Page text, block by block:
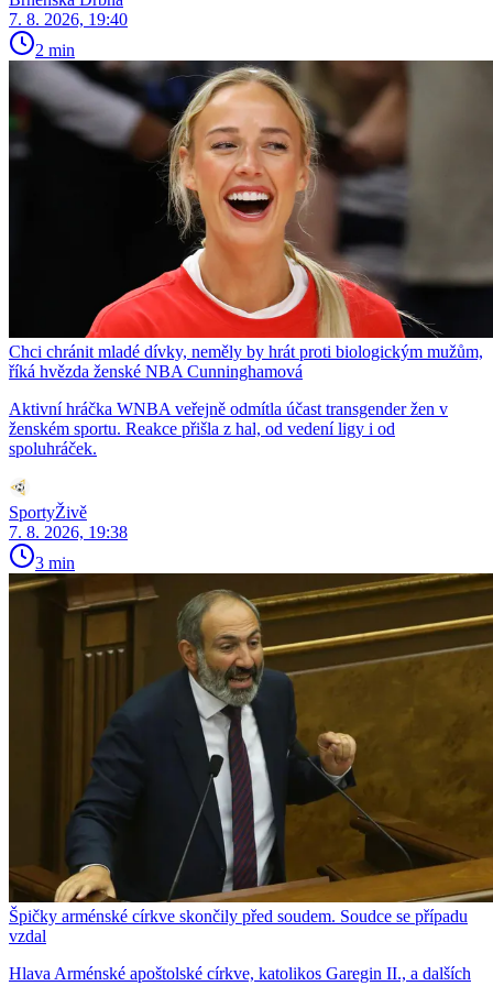
7. 8. 2026, 19:40
2 min
Chci chránit mladé dívky, neměly by hrát proti biologickým mužům,
říká hvězda ženské NBA Cunninghamová
Aktivní hráčka WNBA veřejně odmítla účast transgender žen v
ženském sportu. Reakce přišla z hal, od vedení ligy i od
spoluhráček.
SportyŽivě
7. 8. 2026, 19:38
3 min
Špičky arménské církve skončily před soudem. Soudce se případu
vzdal
Hlava Arménské apoštolské církve, katolikos Garegin II., a dalších